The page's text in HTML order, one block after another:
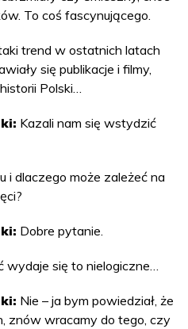
To coś fascynującego.
trend w ostatnich latach
się publikacje i filmy,
Polski…
Kazali nam się wstydzić
i dlaczego może zależeć na
Dobre pytanie.
wydaje się to nielogiczne…
Nie – ja bym powiedział, że
znów wracamy do tego, czy